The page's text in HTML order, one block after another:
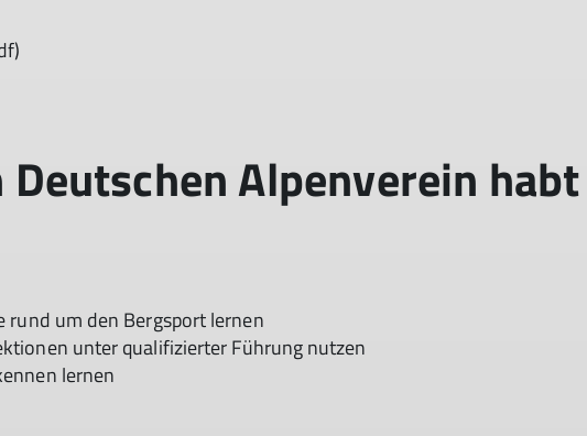
Alpenverein
rund um den Bergsport lernen
unter qualifizierter Führung nutzen
lernen